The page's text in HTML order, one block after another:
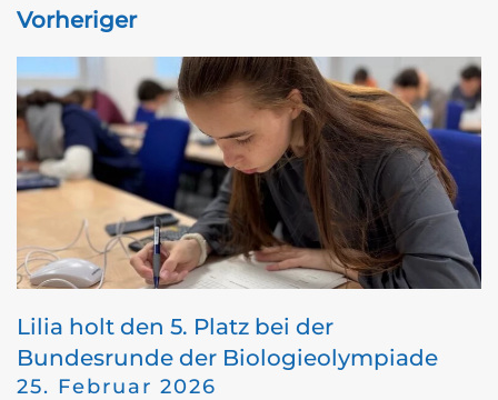
Vorheriger
Lilia holt den 5. Platz bei der
Bundesrunde der Biologieolympiade
25. Februar 2026